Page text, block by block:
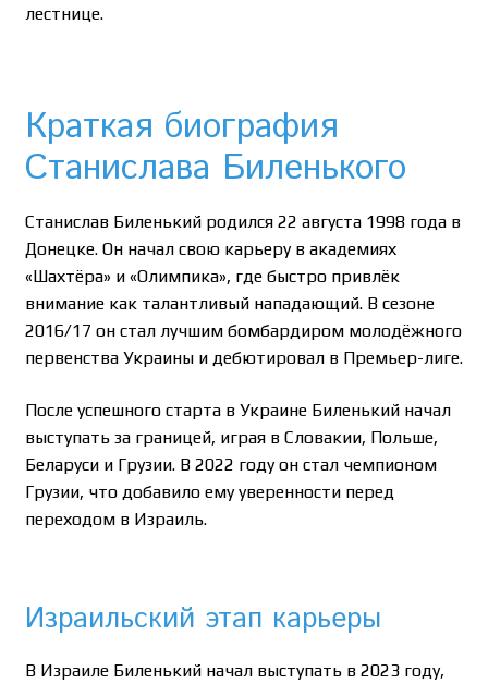
лестнице.
Краткая биография
Станислава Биленького
Станислав Биленький родился 22 августа 1998 года в
Донецке. Он начал свою карьеру в академиях
«Шахтёра» и «Олимпика», где быстро привлёк
внимание как талантливый нападающий. В сезоне
2016/17 он стал лучшим бомбардиром молодёжного
первенства Украины и дебютировал в Премьер-лиге.
После успешного старта в Украине Биленький начал
выступать за границей, играя в Словакии, Польше,
Беларуси и Грузии. В 2022 году он стал чемпионом
Грузии, что добавило ему уверенности перед
переходом в Израиль.
Израильский этап карьеры
В Израиле Биленький начал выступать в 2023 году,